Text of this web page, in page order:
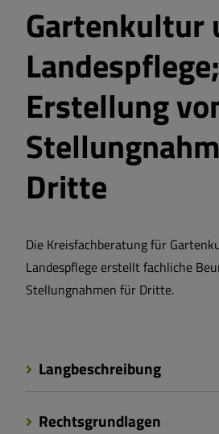
Gartenkultur
Landespflege;
Erstellung
Dritte
Die Kreisfachberatung für
Landespflege erstellt fachliche
Stellungnahmen für Dritte.
Langbeschreibung
Rechtsgrundlagen